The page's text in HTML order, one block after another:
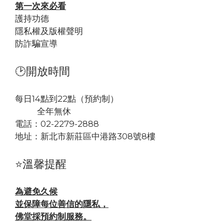
第一次來必看
護持功德
隱私權及版權聲明
防詐騙宣導
🕑開放時間
每日14點到22點（預約制）
全年無休
電話：02-2279-2888
地址： 新北市新莊區中港路308號8樓
⭐溫馨提醒
為避免久候
並保障每位善信的隱私，
佛堂採預約制服務。